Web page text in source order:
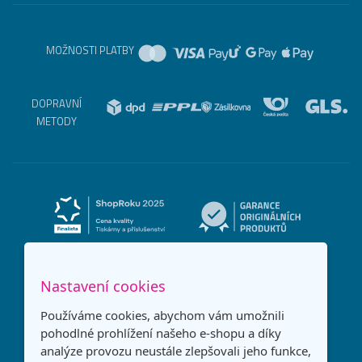
MOŽNOSTI PLATBY
DOPRAVNÍ
METODY
Nastavení cookies
Používáme cookies, abychom vám umožnili
pohodlné prohlížení našeho e-shopu a díky
analýze provozu neustále zlepšovali jeho funkce,